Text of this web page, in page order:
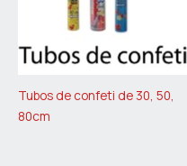
Tubos de confeti de 30, 50,
80cm